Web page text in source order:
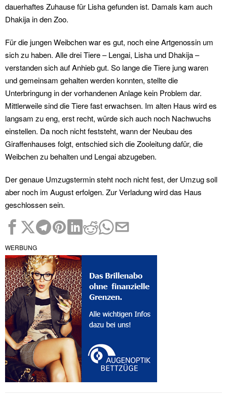
dauerhaftes Zuhause für Lisha gefunden ist. Damals kam auch
Dhakija in den Zoo.
Für die jungen Weibchen war es gut, noch eine Artgenossin um
sich zu haben. Alle drei Tiere – Lengai, Lisha und Dhakija –
verstanden sich auf Anhieb gut. So lange die Tiere jung waren
und gemeinsam gehalten werden konnten, stellte die
Unterbringung in der vorhandenen Anlage kein Problem dar.
Mittlerweile sind die Tiere fast erwachsen. Im alten Haus wird es
lang­sam zu eng, erst recht, würde sich auch noch Nachwuchs
einstellen. Da noch nicht feststeht, wann der Neubau des
Giraffenhauses folgt, entschied sich die Zooleitung dafür, die
Weibchen zu behalten und Lengai abzugeben.
Der genaue Umzugstermin steht noch nicht fest, der Umzug soll
aber noch im August erfolgen. Zur Verladung wird das Haus
geschlossen sein.
WERBUNG